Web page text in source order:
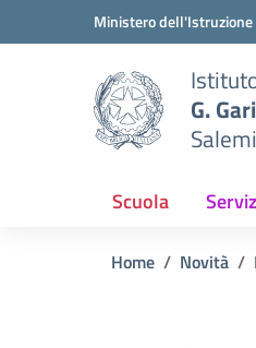
Vai ai contenuti
Vai al menu di navigazione
Ministero
G.
Scuola
Home Novità